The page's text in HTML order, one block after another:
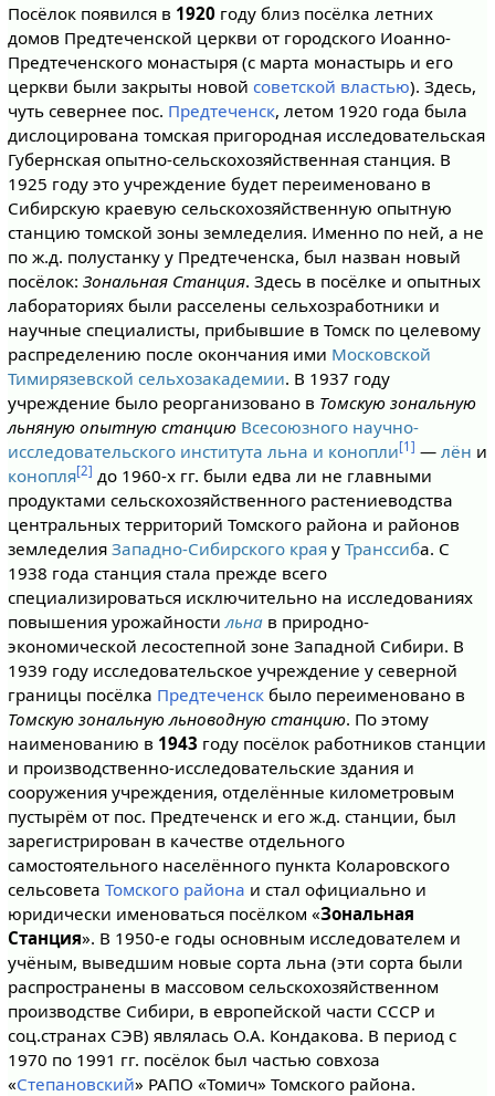
Посёлок появился в 1920году близ посёлка летних
домов Предтеченской церкви от городского Иоанно-
Предтеченского монастыря (с марта монастырь и его
церкви были закрыты новой советской властью). Здесь,
чуть севернее пос. Предтеченск, летом 1920 года была
дислоцирована томская пригородная исследовательская
Губернская опытно-сельскохозяйственная станция. В
1925 году это учреждение будет переименовано в
Сибирскую краевую сельскохозяйственную опытную
станцию томской зоны земледелия. Именно по ней, а не
по ж.д. полустанку у Предтеченска, был назван новый
посёлок: Зональная Станция. Здесь в посёлке и опытных
лабораториях были расселены сельхозработники и
научные специалисты, прибывшие в Томск по целевому
распределению после окончания ими Московской
Тимирязевской сельхозакадемии. В 1937 году
учреждение было реорганизовано в Томскую зональную
льняную опытную станцию Всесоюзного научно-
исследовательского института льна и конопли[1] — лён и
конопля[2] до 1960-х гг. были едва ли не главными
продуктами сельскохозяйственного растениеводства
центральных территорий Томского района и районов
земледелия Западно-Сибирского краяу Транссиба. С
1938 года станция стала прежде всего
специализироваться исключительно на исследованиях
повышения урожайности льнав природно-
экономической лесостепной зоне Западной Сибири. В
1939 году исследовательское учреждение у северной
границы посёлка Предтеченскбыло переименовано в
Томскую зональную льноводную станцию. По этому
наименованию в 1943 году посёлок работников станции
и производственно-исследовательские здания и
сооружения учреждения, отделённые километровым
пустырём от пос. Предтеченск и его ж.д. станции, был
зарегистрирован в качестве отдельного
самостоятельного населённого пункта Коларовского
сельсовета Томского района и стал официально и
юридически именоваться посёлком «Зональная
Станция». В 1950-е годы основным исследователем и
учёным, выведшим новые сорта льна (эти сорта были
распространены в массовом сельскохозяйственном
производстве Сибири, в европейской части СССР и
соц.странах СЭВ) являлась О.А. Кондакова. В период с
1970 по 1991 гг. посёлок был частью совхоза
«Степановский» РАПО «Томич» Томского района.